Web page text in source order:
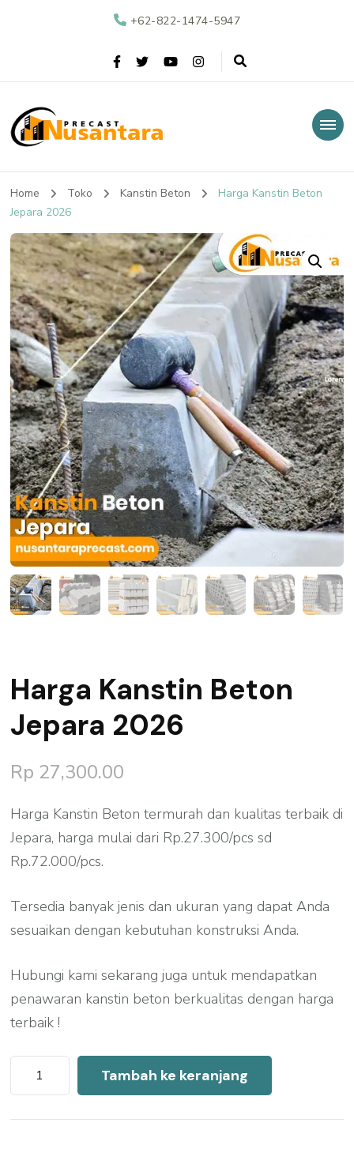
+62-822-1474-5947
Nusantara Precast
Home Toko Kanstin Beton
Harga Kanstin Beton
Jepara 2026
Harga Kanstin Beton
Jepara 2026
Rp 27,300.00
Harga Kanstin Beton termurah dan kualitas terbaik di
Jepara, harga mulai dari Rp.27.300/pcs sd
Rp.72.000/pcs.
Tersedia banyak jenis dan ukuran yang dapat Anda
sesuaikan dengan kebutuhan konstruksi Anda.
Hubungi kami sekarang juga untuk mendapatkan
penawaran kanstin beton berkualitas dengan harga
terbaik !
Kuantitas
Harga
Kanstin
Tambah ke keranjang